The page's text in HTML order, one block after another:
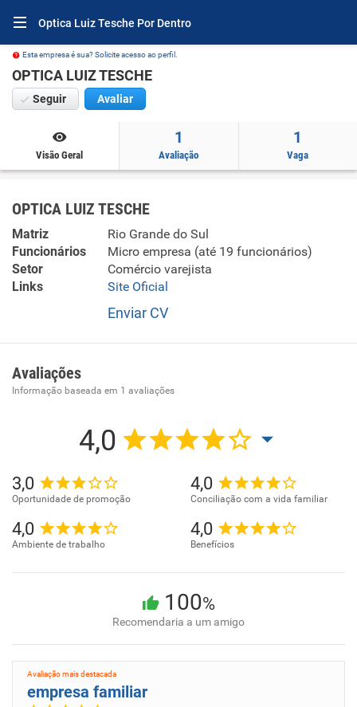
Optica Luiz Tesche Por Dentro
Esta empresa é sua? Solicite acesso ao perfil.
OPTICA LUIZ TESCHE
Seguir Avaliar
Visão Geral
1
Avaliação
1
Vaga
OPTICA LUIZ TESCHE
Matriz
Rio Grande do Sul
Funcionários
Micro empresa (até 19 funcionários)
Setor
Comércio varejista
Links
Site Oficial
Enviar CV
Salário à combinar + Vale alimentação + Vale Transporte
Avaliações
Informação baseada em 1 avaliações
4,0
3,0
Oportunidade de promoção
4,0
Conciliação com a vida familiar
4,0
Ambiente de trabalho
4,0
Benefícios
100%
Recomendaria a um amigo
Avaliação mais destacada
empresa familiar